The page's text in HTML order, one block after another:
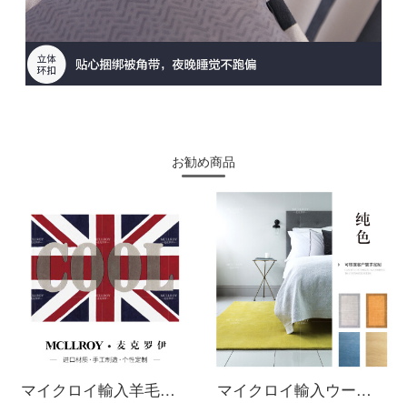
お勧め商品
マイクロイ輸入羊毛カスタムシンプルで現代的なアメリカ式シンプルなヨーロッパ式イギリスのアメリカンフラッグルームソファティーマット寝室の部屋のベッドの前にある子供部屋の畳カーペットJ 046-1【上質輸入羊毛】3*4 M
マイクロイ輸入ウール純色現代シンプルインナー北欧絨毯客間茶何絨毯部屋の畳の部屋に手作りオーダーメイド絨毯純色のコンサルティングサービスがあります。